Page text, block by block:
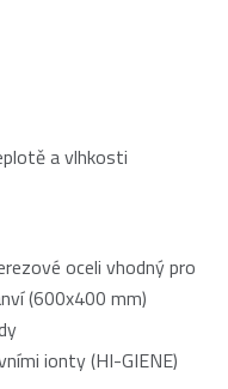
a vlhkosti
oceli vhodný pro
(600x400 mm)
ionty (HI-GIENE)